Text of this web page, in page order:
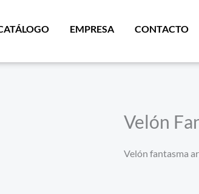
EMPRESA CONTACTO
Velón
Velón fantasma